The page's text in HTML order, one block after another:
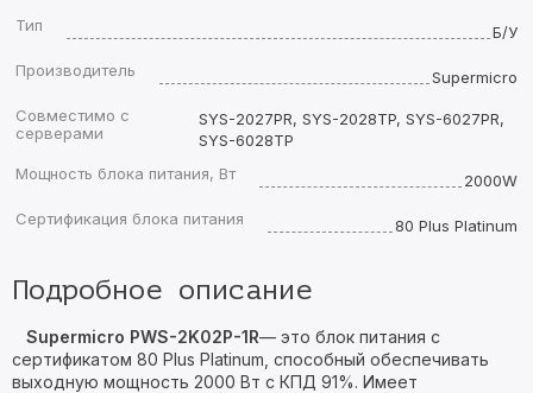
Тип
Б/У
Производитель
Supermicro
Совместимо с
серверами
SYS-2027PR, SYS-2028TP, SYS-6027PR,
SYS-6028TP
Мощность блока питания, Вт
2000W
Сертификация блока питания
80 Plus Platinum
Подробное описание
Supermicro PWS-2K02P-1R— это блок питания с
сертификатом 80 Plus Platinum, способный обеспечивать
выходную мощность 2000 Вт с КПД 91%. Имеет